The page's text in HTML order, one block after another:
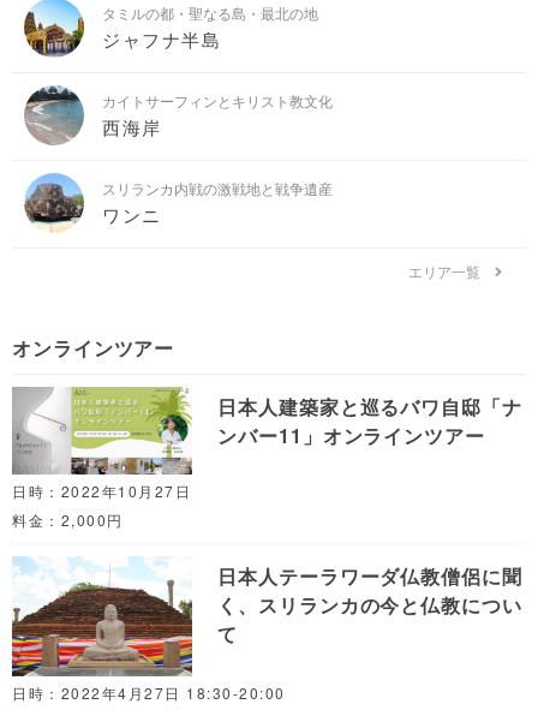
タミルの都・聖なる島・最北の地
ジャフナ半島
カイトサーフィンとキリスト教文化
西海岸
スリランカ内戦の激戦地と戦争遺産
ワンニ
エリア一覧
オンラインツアー
日本人建築家と巡るバワ自邸「ナ
ンバー11」オンラインツアー
日時：2022年10月27日
料金：2,000円
日本人テーラワーダ仏教僧侶に聞
く、スリランカの今と仏教につい
て
日時：2022年4月27日 18:30-20:00